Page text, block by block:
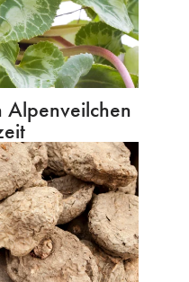
Alpenveilchen